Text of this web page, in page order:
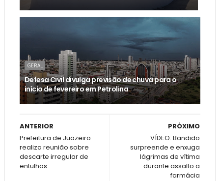
GERAL
Defesa Civil divulga previsão de chuva para o
início de fevereiro em Petrolina
PRÓXIMO
VÍDEO: Bandido
surpreende e enxuga
lágrimas de vítima
durante assalto a
farmácia
ANTERIOR
Prefeitura de Juazeiro
realiza reunião sobre
descarte irregular de
entulhos